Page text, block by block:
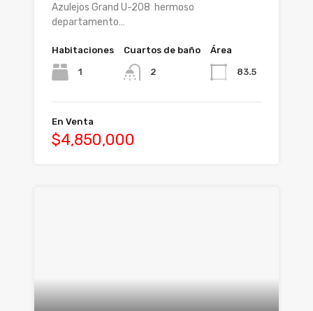
Azulejos Grand U-208 hermoso
departamento…
Habitaciones
1
Cuartos de baño
2
Área
83.5
En Venta
$4,850,000